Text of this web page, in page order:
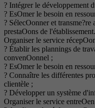
? Intégrer le développement
? EsOmer le besoin en
? SélecOonner et
prestaOons de l'établissement.
Organiser le service
? Établir les plannings de
convenOonnel ;
? EsOmer le besoin en
? Connaître les différentes
clientèle ;
? Développer un système
Organiser le service